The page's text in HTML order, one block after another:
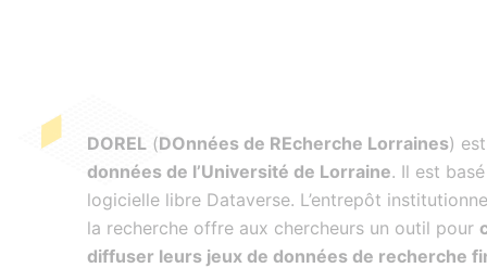
DOREL (DOnnées de REcherche Lorraines) est
données de l’Université de Lorraine. Il est
logicielle libre Dataverse. L’entrepôt
la recherche offre aux chercheurs un outil pour
diffuser leurs jeux de données de recherche